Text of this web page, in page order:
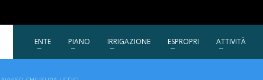
ENTE PIANO IRRIGAZIONE ESPROPRI ATTIVITÀ